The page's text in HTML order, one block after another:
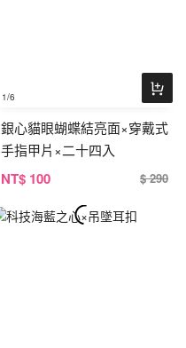
1/6
銀心貓眼蝴蝶結亮面×穿戴式
手指甲片×二十四入
NT$ 100 $ 290